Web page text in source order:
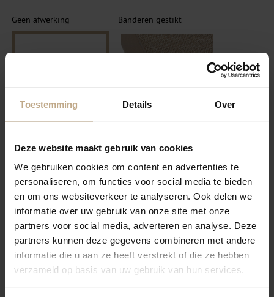
Toestemming Details Over
Deze website maakt gebruik van cookies
We gebruiken cookies om content en advertenties te
personaliseren, om functies voor social media te bieden
en om ons websiteverkeer te analyseren. Ook delen we
informatie over uw gebruik van onze site met onze
partners voor social media, adverteren en analyse. Deze
partners kunnen deze gegevens combineren met andere
informatie die u aan ze heeft verstrekt of die ze hebben
verzameld op basis van uw gebruik van hun services.
Geen afwerking
SELECTEER
Banderen gestikt
SELECTEER
Banderen Blind gestikt
Festonneren garen
wol/nylon